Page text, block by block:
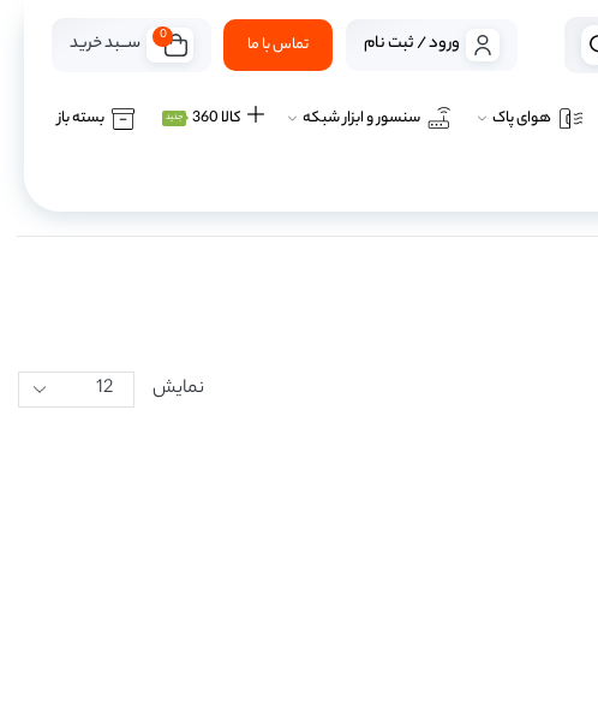
ورود / ثبت نام تماس با ما 0 ســـبد خرید
هوای پاک سنسور و ابزار شبکه کالا 360 جدید بسته باز
نمایش